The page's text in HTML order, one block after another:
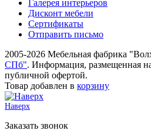
Галерея интерьеров
Дисконт мебели
Сертификаты
Отправить письмо
2005-2026 Мебельная фабрика
СПб". Информация, размещенная на
публичной офертой.
Товар добавлен в корзину
Наверх
Заказать звонок